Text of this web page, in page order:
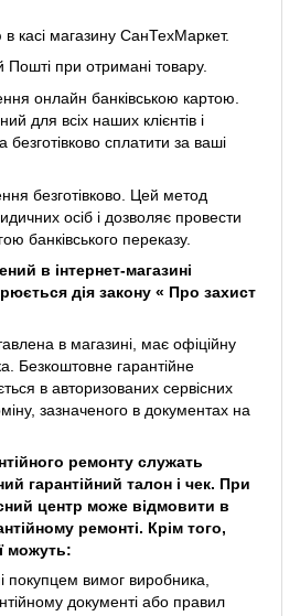
в касі магазину СанТехМаркет.
при отримані товару.
онлайн банківською картою.
для всіх наших клієнтів і
безготівково сплатити за ваші
безготівково. Цей метод
осіб і дозволяє провести
банківського переказу.
в інтернет-магазині
дія закону « Про захист
​​в магазині, має офіційну
Безкоштовне гарантійне
в авторизованих сервісних
зазначеного в документах на
ремонту служать
гарантійний талон і чек. При
центр може відмовити в
ремонті. Крім того,
можуть:
покупцем вимог виробника,
документі або правил